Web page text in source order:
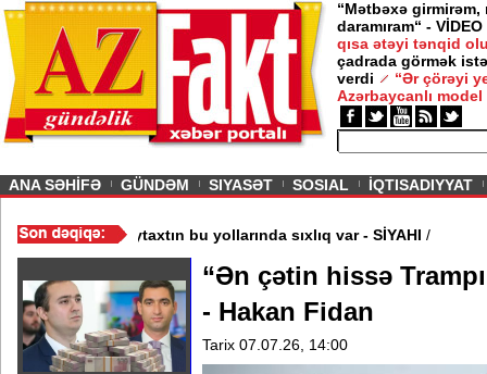
“Mətbəxə girmirəm,
daramıram“ - VİDEO
qısa ətəyi tənqid
çadrada görmək
verdi
“Ər çörəyi
Azərbaycanlı model
ANA SƏHİFƏ GÜNDƏM SIYASƏT SOSIAL İQTISADIYYAT
- RƏQƏMLƏR/Paytaxtın bu yollarında sıxlıq var - SİYAHI
“Ən çətin hissə
- Hakan Fidan
Tarix 07.07.26, 14:00